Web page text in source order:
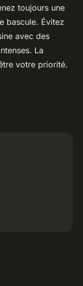
toujours une
bascule. Évitez
avec des
La
votre priorité.